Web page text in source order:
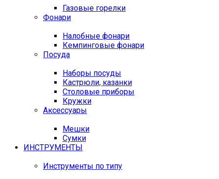
Газовые горелки
Фонари
Налобные фонари
Кемпинговые фонари
Посуда
Наборы посуды
Кастрюли, казанки
Столовые приборы
Кружки
Аксессуары
Мешки
Сумки
ИНСТРУМЕНТЫ
Инструменты по типу